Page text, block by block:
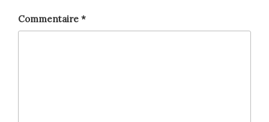
Commentaire *